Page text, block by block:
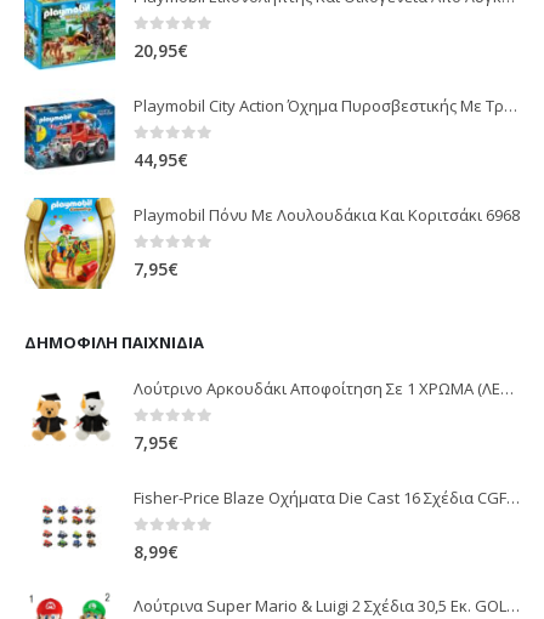
0 out of 5
20,95€
Playmobil City Action Όχημα Πυροσβεστικής Με Τροχαλία Ρυμούλκησης 9466
0 out of 5
44,95€
Playmobil Πόνυ Με Λουλουδάκια Και Κοριτσάκι 6968
0out of 5
7,95€
ΔΗΜΟΦΙΛΉ ΠΑΙΧΝΊΔΙΑ
Λούτρινο Αρκουδάκι Αποφοίτηση Σε 1 ΧΡΩΜΑ (ΛΕΥΚΟ)25Εκ 1850
0out of 5
7,95€
Fisher-Price Blaze Οχήματα Die Cast 16 Σχέδια CGF20
0 out of 5
8,99€
Λούτρινα Super Mario & Luigi 2 Σχέδια 30,5 Εκ. GOL13769